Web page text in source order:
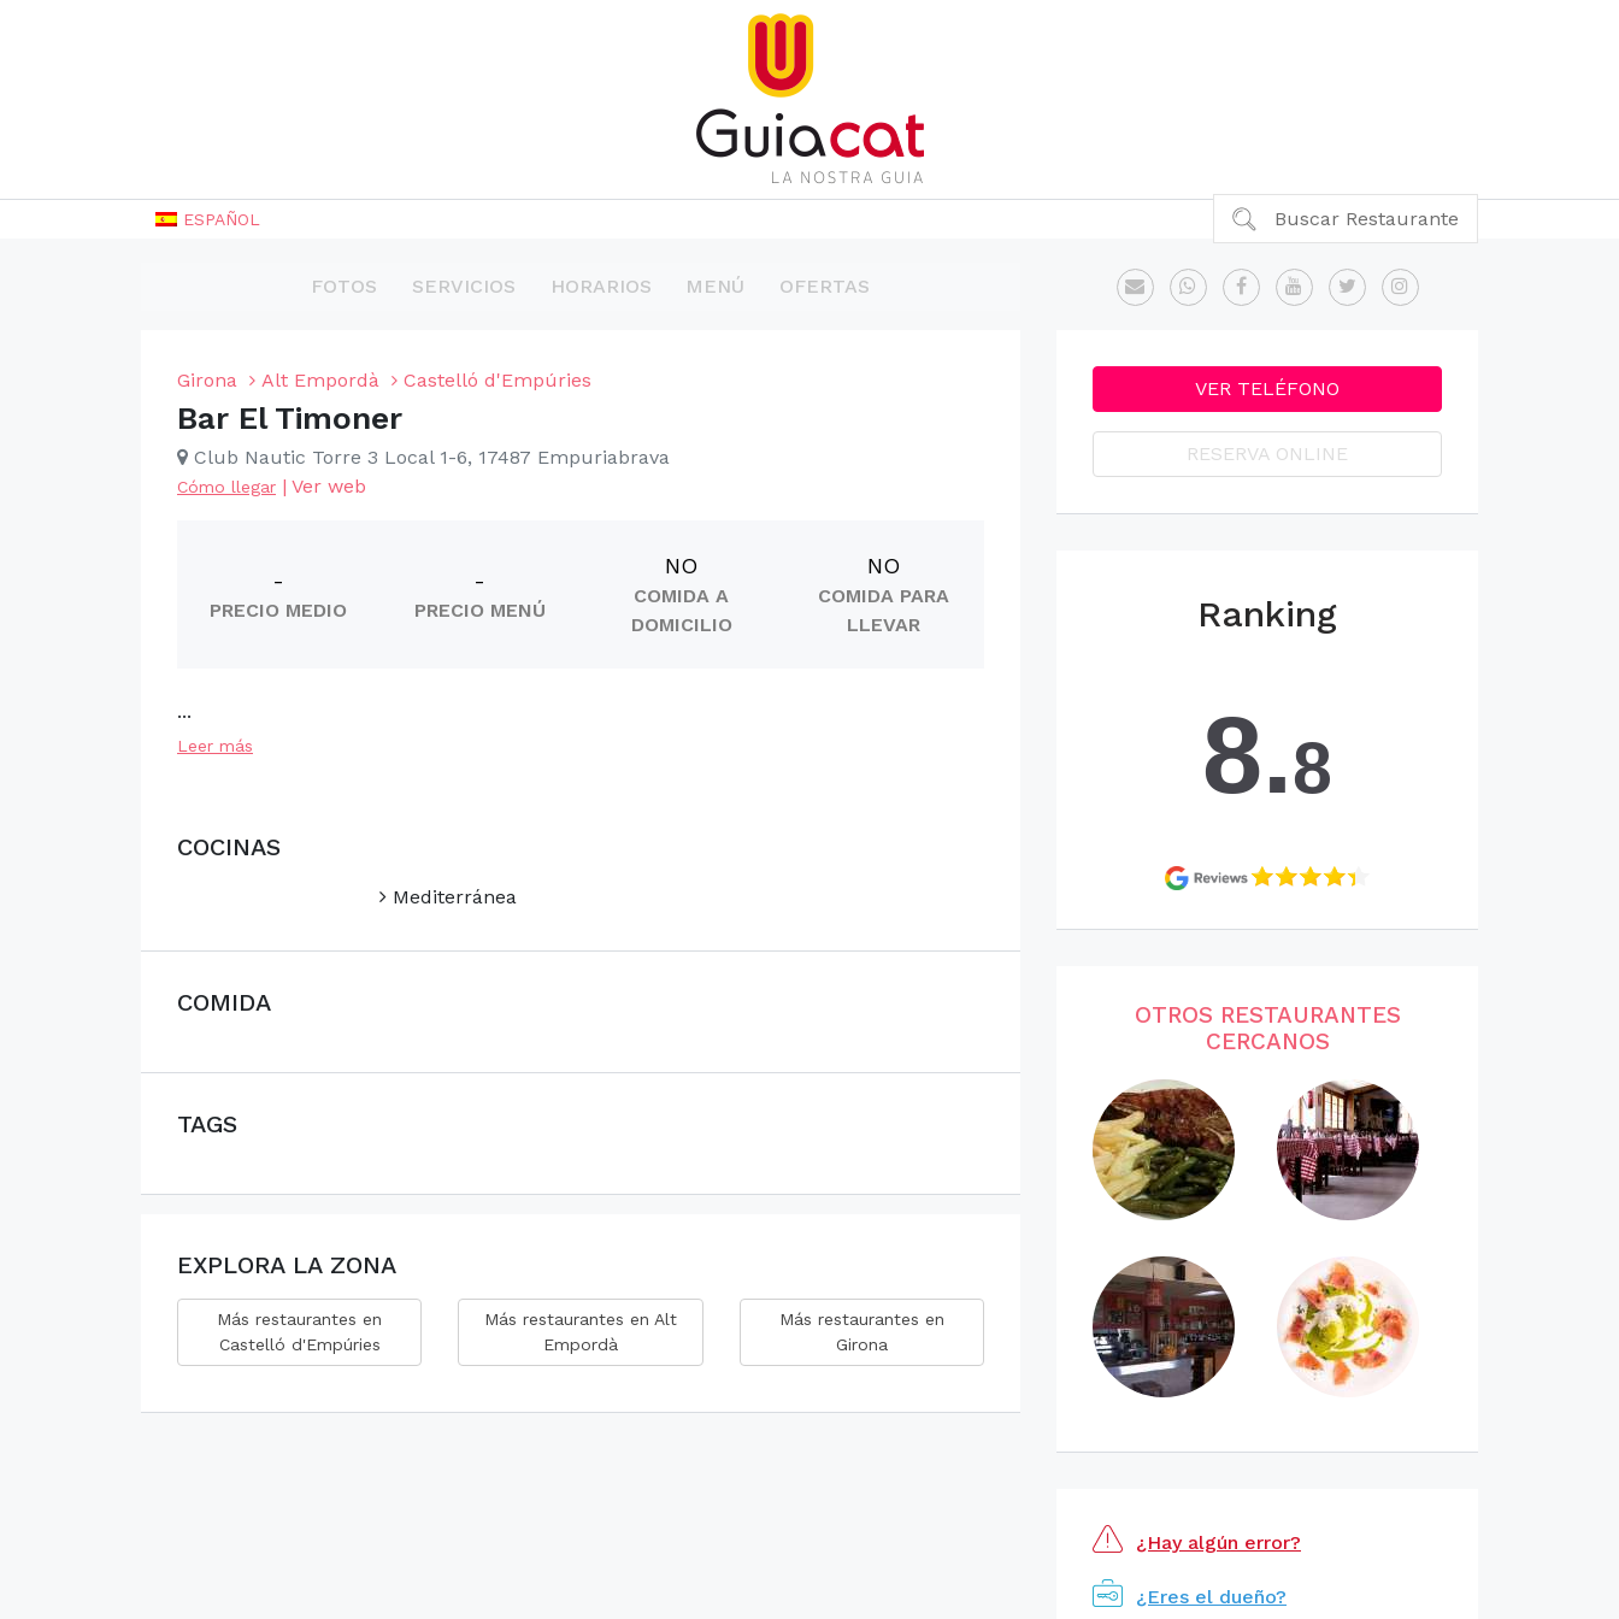
ESPAÑOL Buscar Restaurante
FOTOS SERVICIOS HORARIOS MENÚ OFERTAS
Girona Alt Empordà Castelló d'Empúries
Bar El Timoner
Club Nautic Torre 3 Local 1-6, 17487 Empuriabrava
Cómo llegar | Ver web
-
PRECIO MEDIO
-
PRECIO MENÚ
NO
COMIDA A
DOMICILIO
NO
COMIDA PARA
LLEVAR
...
Leer más
COCINAS
Mediterránea
COMIDA
TAGS
EXPLORA LA ZONA
Más restaurantes en
Castelló d'Empúries
Más restaurantes en Alt
Empordà
Más restaurantes en
Girona
VER TELÉFONO
RESERVA ONLINE
Ranking
8.8
OTROS RESTAURANTES
CERCANOS
¿Hay algún error?
¿Eres el dueño?